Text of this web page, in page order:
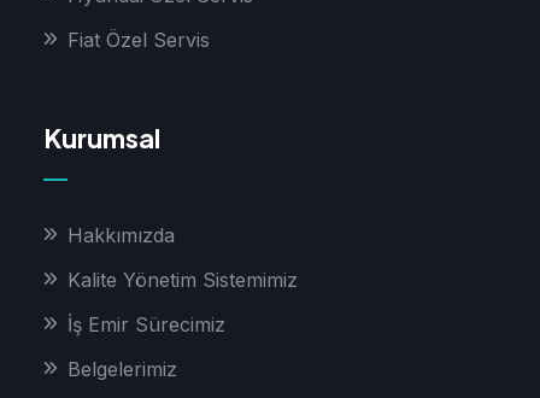
Fiat Özel Servis
Kurumsal
Hakkımızda
Kalite Yönetim Sistemimiz
İş Emir Sürecimiz
Belgelerimiz